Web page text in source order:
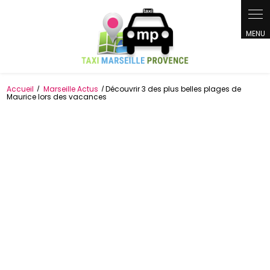
Accueil Marseille Actus Découvrir 3 des plus belles plages de
Maurice lors des vacances
Panneau de gestion des cookies